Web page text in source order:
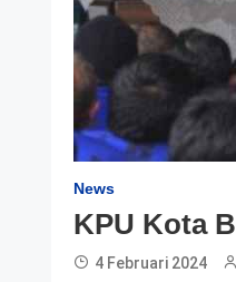
News
KPU Kota
4 Februari 2024